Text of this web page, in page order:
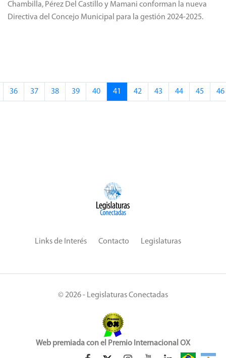
Chambilla, Pérez Del Castillo y Mamani conforman la nueva
Directiva del Concejo Municipal para la gestión 2024-2025.
36 37 38 39 40 41 42 43 44 45 46
Links de Interés Contacto Legislaturas
© 2026 - Legislaturas Conectadas
Web premiada con el Premio Internacional OX